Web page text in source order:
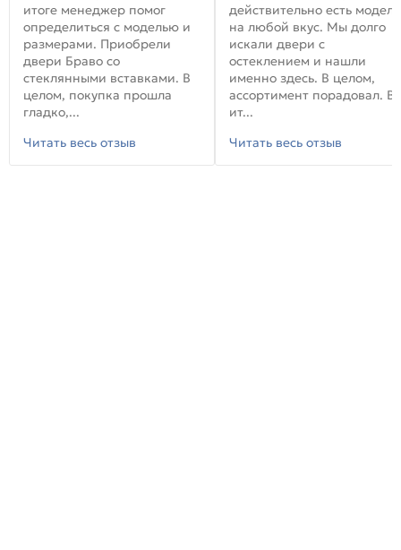
итоге менеджер помог
определиться с моделью и
размерами. Приобрели
двери Браво со
стеклянными вставками. В
целом, покупка прошла
гладко,...
Читать весь отзыв
действительно есть модели
на любой вкус. Мы долго
искали двери с
остеклением и нашли
именно здесь. В целом,
ассортимент порадовал. В
ит...
Читать весь отзыв